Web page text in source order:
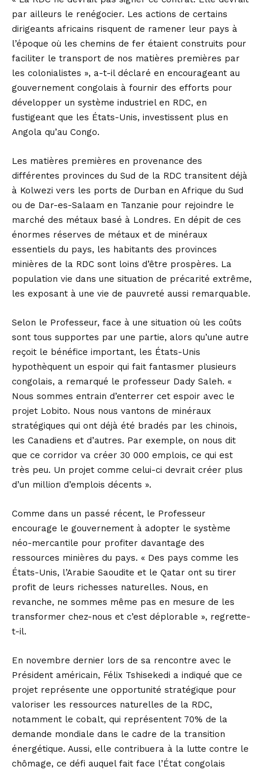
par ailleurs le renégocier. Les actions de certains
dirigeants africains risquent de ramener leur pays à
l’époque où les chemins de fer étaient construits pour
faciliter le transport de nos matières premières par
les colonialistes », a-t-il déclaré en encourageant au
gouvernement congolais à fournir des efforts pour
développer un système industriel en RDC, en
fustigeant que les États-Unis, investissent plus en
Angola qu’au Congo.
Les matières premières en provenance des
différentes provinces du Sud de la RDC transitent déjà
à Kolwezi vers les ports de Durban en Afrique du Sud
ou de Dar-es-Salaam en Tanzanie pour rejoindre le
marché des métaux basé à Londres. En dépit de ces
énormes réserves de métaux et de minéraux
essentiels du pays, les habitants des provinces
minières de la RDC sont loins d’être prospères. La
population vie dans une situation de précarité extrême,
les exposant à une vie de pauvreté aussi remarquable.
Selon le Professeur, face à une situation où les coûts
sont tous supportes par une partie, alors qu’une autre
reçoit le bénéfice important, les États-Unis
hypothèquent un espoir qui fait fantasmer plusieurs
congolais, a remarqué le professeur Dady Saleh. «
Nous sommes entrain d’enterrer cet espoir avec le
projet Lobito. Nous nous vantons de minéraux
stratégiques qui ont déjà été bradés par les chinois,
les Canadiens et d’autres. Par exemple, on nous dit
que ce corridor va créer 30 000 emplois, ce qui est
très peu. Un projet comme celui-ci devrait créer plus
d’un million d’emplois décents ».
Comme dans un passé récent, le Professeur
encourage le gouvernement à adopter le système
néo-mercantile pour profiter davantage des
ressources minières du pays. « Des pays comme les
États-Unis, l’Arabie Saoudite et le Qatar ont su tirer
profit de leurs richesses naturelles. Nous, en
revanche, ne sommes même pas en mesure de les
transformer chez-nous et c’est déplorable », regrette-
t-il.
En novembre dernier lors de sa rencontre avec le
Président américain, Félix Tshisekedi a indiqué que ce
projet représente une opportunité stratégique pour
valoriser les ressources naturelles de la RDC,
notamment le cobalt, qui représentent 70% de la
demande mondiale dans le cadre de la transition
énergétique. Aussi, elle contribuera à la lutte contre le
chômage, ce défi auquel fait face l’État congolais